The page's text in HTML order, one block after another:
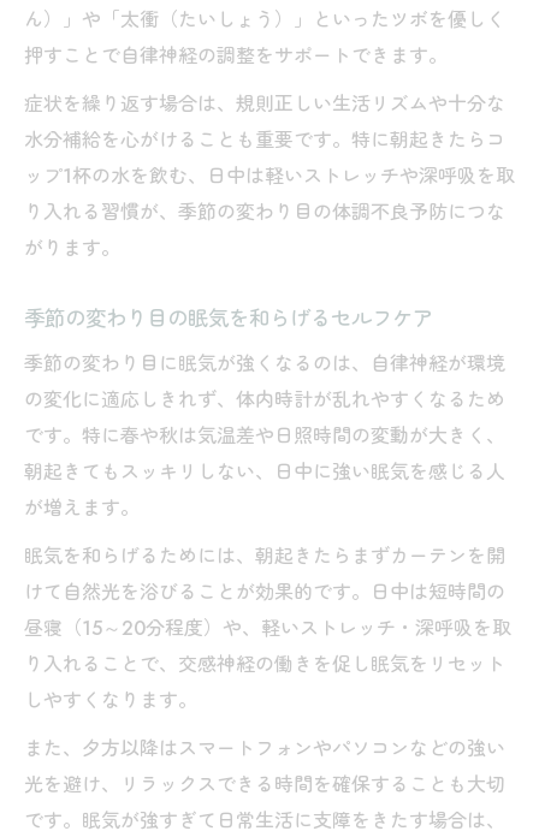
ん）」や「太衝（たいしょう）」といったツボを優しく
押すことで自律神経の調整をサポートできます。
症状を繰り返す場合は、規則正しい生活リズムや十分な
水分補給を心がけることも重要です。特に朝起きたらコ
ップ1杯の水を飲む、日中は軽いストレッチや深呼吸を取
り入れる習慣が、季節の変わり目の体調不良予防につな
がります。
季節の変わり目の眠気を和らげるセルフケア
季節の変わり目に眠気が強くなるのは、自律神経が環境
の変化に適応しきれず、体内時計が乱れやすくなるため
です。特に春や秋は気温差や日照時間の変動が大きく、
朝起きてもスッキリしない、日中に強い眠気を感じる人
が増えます。
眠気を和らげるためには、朝起きたらまずカーテンを開
けて自然光を浴びることが効果的です。日中は短時間の
昼寝（15～20分程度）や、軽いストレッチ・深呼吸を取
り入れることで、交感神経の働きを促し眠気をリセット
しやすくなります。
また、夕方以降はスマートフォンやパソコンなどの強い
光を避け、リラックスできる時間を確保することも大切
です。眠気が強すぎて日常生活に支障をきたす場合は、